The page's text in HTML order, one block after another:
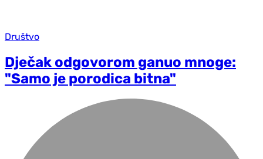
Društvo
Dječak odgovorom ganuo mnoge:
"Samo je porodica bitna"